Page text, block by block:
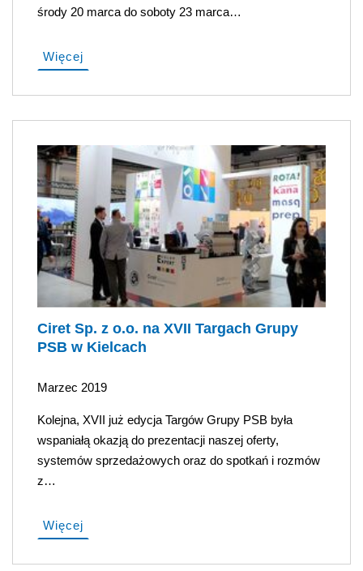
środy 20 marca do soboty 23 marca…
Więcej
Ciret Sp. z o.o. na XVII Targach Grupy
PSB w Kielcach
Marzec 2019
Kolejna, XVII już edycja Targów Grupy PSB była
wspaniałą okazją do prezentacji naszej oferty,
systemów sprzedażowych oraz do spotkań i rozmów
z…
Więcej